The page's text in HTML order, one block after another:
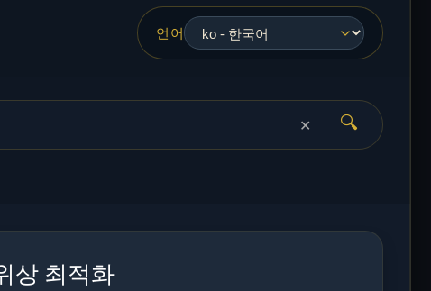
언어
🔍
✕
상 최적화